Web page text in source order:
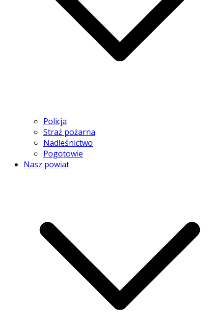
Policja
Straż pożarna
Nadleśnictwo
Pogotowie
Nasz powiat